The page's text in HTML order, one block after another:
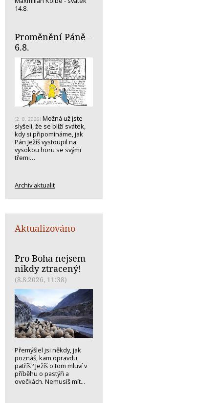
14.8.
Proměnění Páně -
6.8.
(2. 8. 2026) Možná už jste
slyšeli, že se blíží svátek,
kdy si připomínáme, jak
Pán Ježíš vystoupil na
vysokou horu se svými
třemi…
Archiv aktualit
Aktualizováno
Pro Boha nejsem
nikdy ztracený!
(8.8.2026, 11:38)
Přemýšlel jsi někdy, jak
poznáš, kam opravdu
patříš? Ježíš o tom mluví v
příběhu o pastýři a
ovečkách. Nemusíš mít...